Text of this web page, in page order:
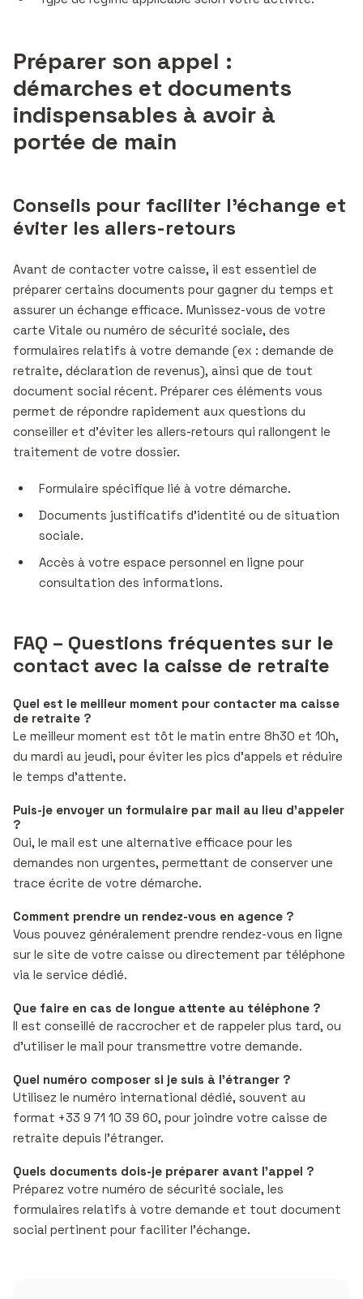
Préparer son appel :
démarches et documents
indispensables à avoir à
portée de main
Conseils pour faciliter l’échange et
éviter les allers-retours
Avant de contacter votre caisse, il est essentiel de
préparer certains documents pour gagner du temps et
assurer un échange efficace. Munissez-vous de votre
carte Vitale ou numéro de sécurité sociale, des
formulaires relatifs à votre demande (ex : demande de
retraite, déclaration de revenus), ainsi que de tout
document social récent. Préparer ces éléments vous
permet de répondre rapidement aux questions du
conseiller et d’éviter les allers-retours qui rallongent le
traitement de votre dossier.
Formulaire spécifique lié à votre démarche.
Documents justificatifs d’identité ou de situation
sociale.
Accès à votre espace personnel en ligne pour
consultation des informations.
FAQ – Questions fréquentes sur le
contact avec la caisse de retraite
Quel est le meilleur moment pour contacter ma caisse
de retraite ?
Le meilleur moment est tôt le matin entre 8h30 et 10h,
du mardi au jeudi, pour éviter les pics d’appels et réduire
le temps d’attente.
Puis-je envoyer un formulaire par mail au lieu d’appeler
?
Oui, le mail est une alternative efficace pour les
demandes non urgentes, permettant de conserver une
trace écrite de votre démarche.
Comment prendre un rendez-vous en agence ?
Vous pouvez généralement prendre rendez-vous en ligne
sur le site de votre caisse ou directement par téléphone
via le service dédié.
Que faire en cas de longue attente au téléphone ?
Il est conseillé de raccrocher et de rappeler plus tard, ou
d’utiliser le mail pour transmettre votre demande.
Quel numéro composer si je suis à l’étranger ?
Utilisez le numéro international dédié, souvent au
format +33 9 71 10 39 60, pour joindre votre caisse de
retraite depuis l’étranger.
Quels documents dois-je préparer avant l’appel ?
Préparez votre numéro de sécurité sociale, les
formulaires relatifs à votre demande et tout document
social pertinent pour faciliter l’échange.